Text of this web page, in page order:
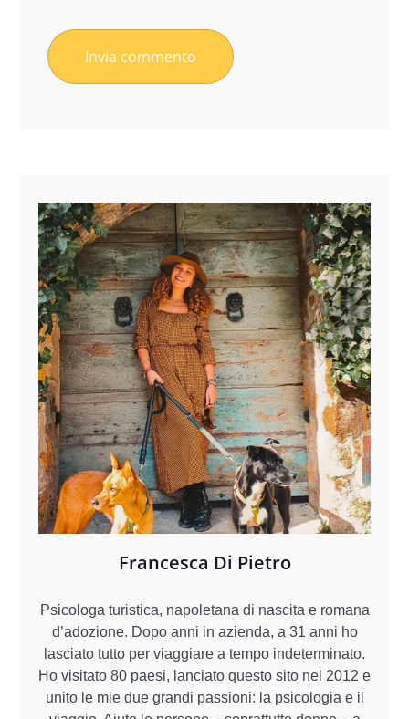
Francesca Di Pietro
Psicologa turistica, napoletana di nascita e romana
d’adozione. Dopo anni in azienda, a 31 anni ho
lasciato tutto per viaggiare a tempo indeterminato.
Ho visitato 80 paesi, lanciato questo sito nel 2012 e
unito le mie due grandi passioni: la psicologia e il